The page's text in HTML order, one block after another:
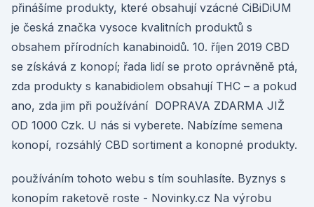
přinášíme produkty, které obsahují vzácné CiBiDiUM
je česká značka vysoce kvalitních produktů s
obsahem přírodních kanabinoidů. 10. říjen 2019 CBD
se získává z konopí; řada lidí se proto oprávněně ptá,
zda produkty s kanabidiolem obsahují THC – a pokud
ano, zda jim při používání DOPRAVA ZDARMA JIŽ
OD 1000 Czk. U nás si vyberete. Nabízíme semena
konopí, rozsáhlý CBD sortiment a konopné produkty.
používáním tohoto webu s tím souhlasíte. Byznys s
konopím raketově roste - Novinky.cz Na výrobu